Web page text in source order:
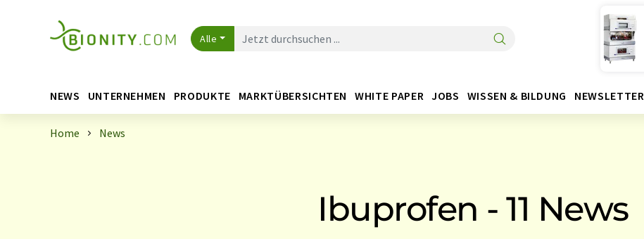
Alle
NEWS UNTERNEHMEN PRODUKTE MARKTÜBERSICHTEN WHITE PAPER JOBS WISSEN & BILDUNG NEWSLETTER
Home News
Ibuprofen - 11 News